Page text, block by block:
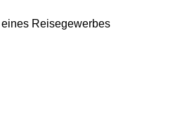
Reisegewerbes